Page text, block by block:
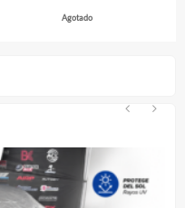
Agotado